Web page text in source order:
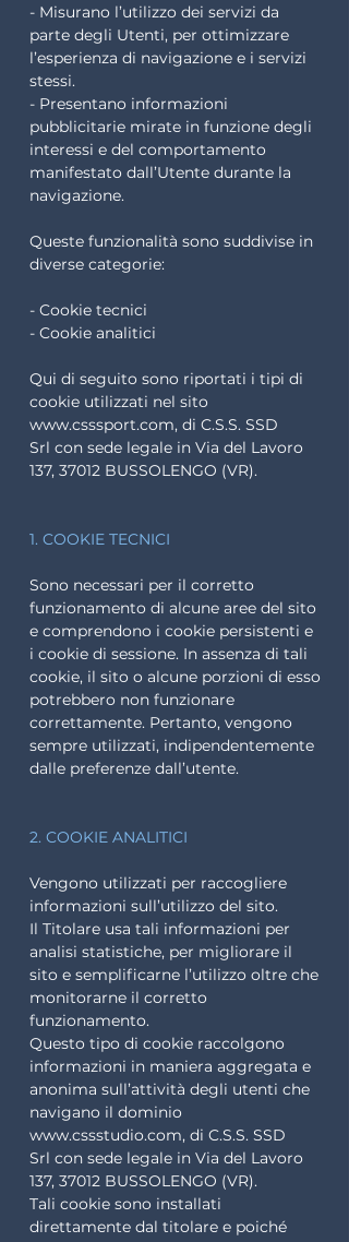
- Misurano l’utilizzo dei servizi da
parte degli Utenti, per ottimizzare
l’esperienza di navigazione e i servizi
stessi.
- Presentano informazioni
pubblicitarie mirate in funzione degli
interessi e del comportamento
manifestato dall’Utente durante la
navigazione.
Queste funzionalità sono suddivise in
diverse categorie:
- Cookie tecnici
- Cookie analitici
Qui di seguito sono riportati i tipi di
cookie utilizzati nel sito
www.csssport.com, di C.S.S. SSD
Srl con sede legale in Via del Lavoro
137, 37012 BUSSOLENGO (VR).
1. COOKIE TECNICI
Sono necessari per il corretto
funzionamento di alcune aree del sito
e comprendono i cookie persistenti e
i cookie di sessione. In assenza di tali
cookie, il sito o alcune porzioni di esso
potrebbero non funzionare
correttamente. Pertanto, vengono
sempre utilizzati, indipendentemente
dalle preferenze dall’utente.
2. COOKIE ANALITICI
Vengono utilizzati per raccogliere
informazioni sull’utilizzo del sito.
Il Titolare usa tali informazioni per
analisi statistiche, per migliorare il
sito e semplificarne l’utilizzo oltre che
monitorarne il corretto
funzionamento.
Questo tipo di cookie raccolgono
informazioni in maniera aggregata e
anonima sull’attività degli utenti che
navigano il dominio
www.cssstudio.com, di C.S.S. SSD
Srl con sede legale in Via del Lavoro
137, 37012 BUSSOLENGO (VR).
Tali cookie sono installati
direttamente dal titolare e poiché